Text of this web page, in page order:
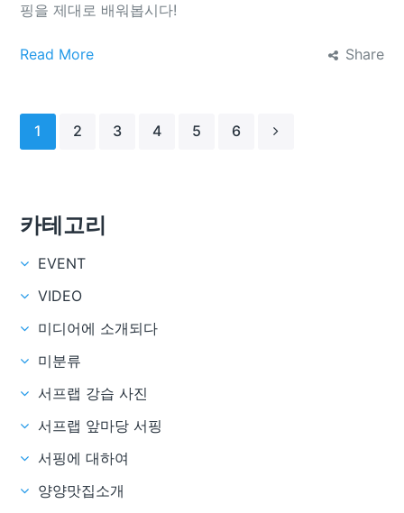
핑을 제대로 배워봅시다!
Read More Share
1 2 3 4 5 6
카테고리
EVENT
VIDEO
미디어에 소개되다
미분류
서프랩 강습 사진
서프랩 앞마당 서핑
서핑에 대하여
양양맛집소개